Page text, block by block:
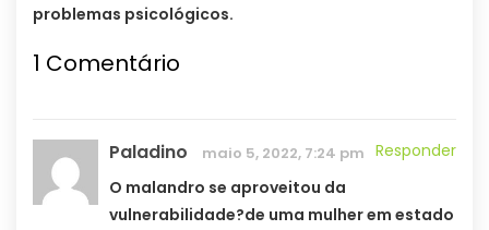
problemas psicológicos.
1 Comentário
Paladino maio 5, 2022, 7:24 pm Responder
O malandro se aproveitou da
vulnerabilidade?de uma mulher em estado